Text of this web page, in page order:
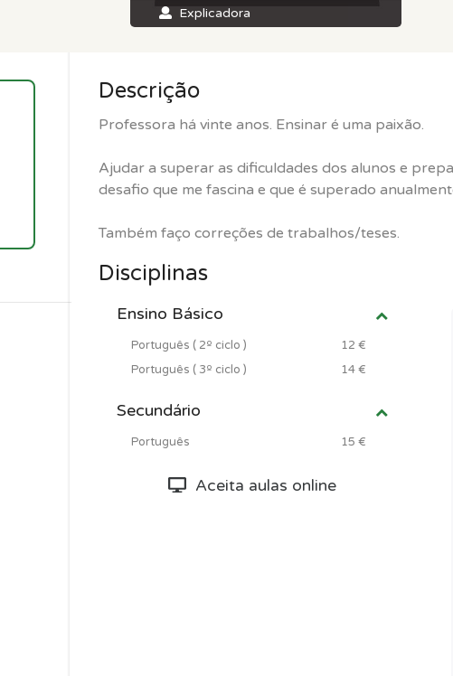
Explicadora
Descrição
Professora há vinte anos. Ensinar é uma paixão.
Ajudar a superar as dificuldades dos alunos e
desafio que me fascina e que é superado
Também faço correções de trabalhos/teses.
Disciplinas
Ensino Básico
Português ( 2º ciclo )
12 €
Português ( 3º ciclo )
14 €
Secundário
Português 15 €
Aceita aulas online